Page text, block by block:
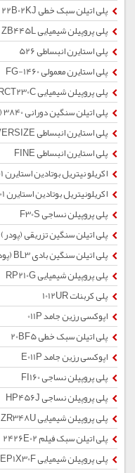
پلی اتیلن سبک خطی 22B02KJ
پلی پروپیلن شیمیایی ZB445L
پلی استایرن انبساطی 526
پلی استایرن معمولی 1460-FG
پلی پروپیلن شیمیایی ZRCT230C
پلی اتیلن سنگین دورانی 3840 (پودر)
پلی استایرن انبساطی OVERSIZE
پلی استایرن انبساطی FINE
اکریلو نیتریل بوتادین استایرن SV0157W2901
اکریلونیتریل بوتادین استایرن SV0157W2901
پلی پروپیلن نساجی F30S
پلی اتیلن سنگین تزریقی (پودر) 52518
پلی اتیلن سنگین بادی BL3 (پودر)
پلی پروپیلن شیمیایی RP210G
پلی کربنات 1012UR
اپوکسی رزین جامد 011P
پلی اتیلن سبک خطی 20BF5
اپوکسی رزین جامد E011P
پلی پروپیلن نساجی FI160
پلی پروپیلن نساجی HP456J
پلی پروپیلن شیمیایی ZR348U
پلی اتیلن سبک فیلم 2426E02
پلی پروپیلن شیمیایی EP1X30F